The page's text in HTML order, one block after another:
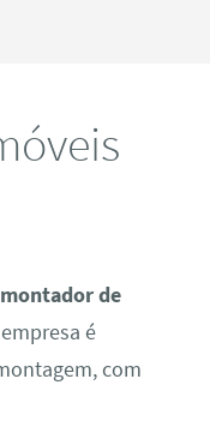
montador de
é
com